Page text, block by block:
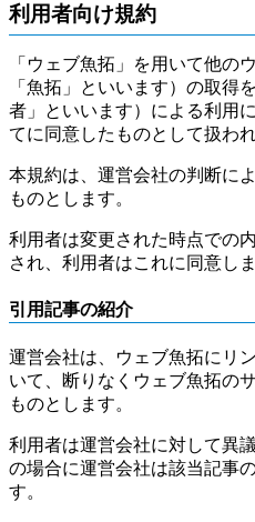
利用者向け規約
「ウェブ魚拓」を用いて他の
「魚拓」といいます）の取得
者」といいます）による利用
てに同意したものとして扱われ
本規約は、運営会社の判断に
ものとします。
利用者は変更された時点での
され、利用者はこれに同意しま
引用記事の紹介
運営会社は、ウェブ魚拓にリ
いて、断りなくウェブ魚拓の
ものとします。
利用者は運営会社に対して異
の場合に運営会社は該当記事
す。